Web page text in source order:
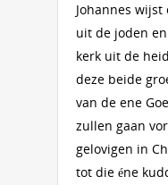
Johannes
uit de joden
kerk uit de
deze beide
van de ene
zullen gaan
gelovigen in
tot die éne